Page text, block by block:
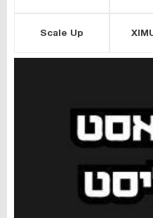
Scale Up
נפתח בכרטיסייה חדשה